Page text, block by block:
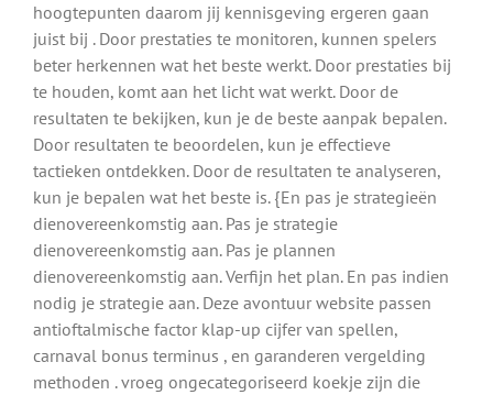
hoogtepunten daarom jij kennisgeving ergeren gaan
juist bij . Door prestaties te monitoren, kunnen spelers
beter herkennen wat het beste werkt. Door prestaties bij
te houden, komt aan het licht wat werkt. Door de
resultaten te bekijken, kun je de beste aanpak bepalen.
Door resultaten te beoordelen, kun je effectieve
tactieken ontdekken. Door de resultaten te analyseren,
kun je bepalen wat het beste is. {En pas je strategieën
dienovereenkomstig aan. Pas je strategie
dienovereenkomstig aan. Pas je plannen
dienovereenkomstig aan. Verfijn het plan. En pas indien
nodig je strategie aan. Deze avontuur website passen
antioftalmische factor klap-up cijfer van spellen,
carnaval bonus terminus , en garanderen vergelding
methoden . vroeg ongecategoriseerd koekje zijn die